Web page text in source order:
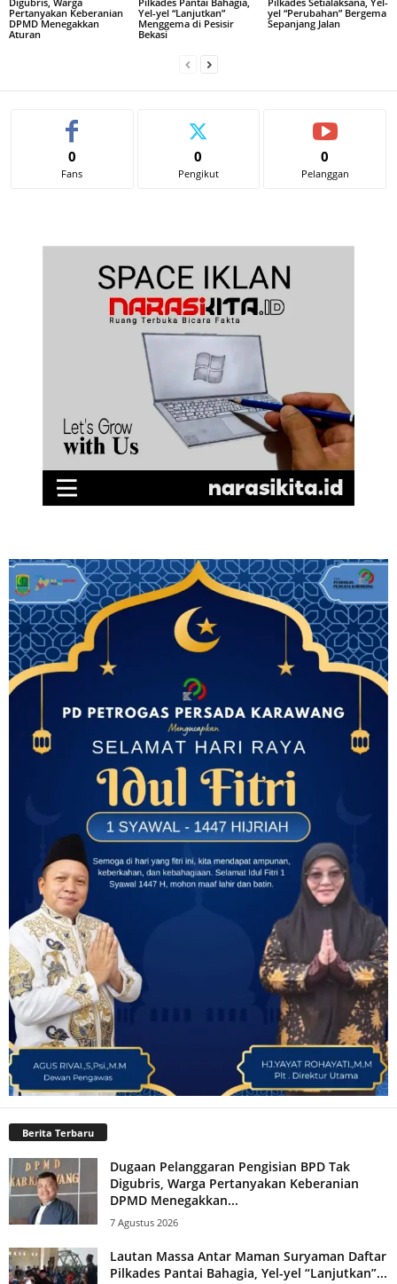
Pertanyakan Keberanian
DPMD Menegakkan
Aturan
Yel-yel “Lanjutkan”
Menggema di Pesisir
Bekasi
yel “Perubahan” Bergema
Sepanjang Jalan
0
Fans
0
Pengikut
0
Pelanggan
Berita Terbaru
Dugaan Pelanggaran Pengisian BPD Tak
Digubris, Warga Pertanyakan Keberanian
DPMD Menegakkan...
7 Agustus 2026
Lautan Massa Antar Maman Suryaman Daftar
Pilkades Pantai Bahagia, Yel-yel “Lanjutkan”...